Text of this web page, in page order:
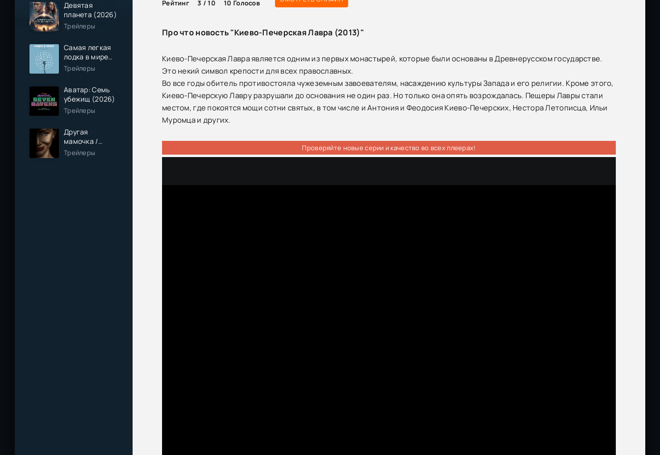
Девятая
планета (2026)
Трейлеры
Самая легкая
лодка в мире
(2026)
Трейлеры
Аватар: Семь
убежищ (2026)
Трейлеры
Другая
мамочка /
Чужая мама
(2026)
Трейлеры
Рейтинг 3 / 10 10 Голосов
Про что новость "Киево-Печерская Лавра (2013)"
Киево-Печерская Лавра является одним из первых монастырей, которые были основаны в Древнерусском государстве.
Это некий символ крепости для всех православных.
Во все годы обитель противостояла чужеземным завоевателям, насаждению культуры Запада и его религии. Кроме этого,
Киево-Печерскую Лавру разрушали до основания не один раз. Но только она опять возрождалась. Пещеры Лавры стали
местом, где покоятся мощи сотни святых, в том числе и Антония и Феодосия Киево-Печерских, Нестора Летописца, Ильи
Муромца и других.
Проверяйте новые серии и качество во всех плеерах!